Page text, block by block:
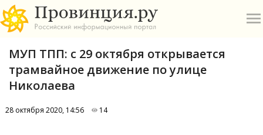
МУП ТПП: с 29 октября открывается
трамвайное движение по улице
Николаева
28 октября 2020, 14:56 14